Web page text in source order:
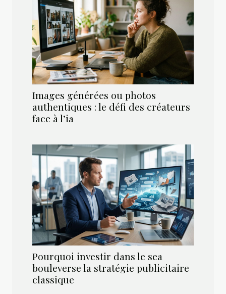
Images générées ou photos
authentiques : le défi des créateurs
face à l’ia
Pourquoi investir dans le sea
bouleverse la stratégie publicitaire
classique